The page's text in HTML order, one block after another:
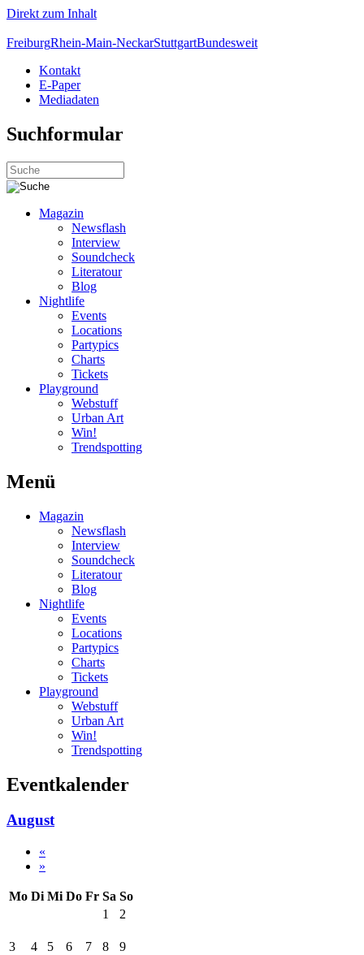
Direkt zum Inhalt
FreiburgRhein-Main-NeckarStuttgartBundesweit
Kontakt
E-Paper
Mediadaten
Suchformular
Magazin
Newsflash
Interview
Soundcheck
Literatour
Blog
Nightlife
Events
Locations
Partypics
Charts
Tickets
Playground
Webstuff
Urban Art
Win!
Trendspotting
Menü
Magazin
Newsflash
Interview
Soundcheck
Literatour
Blog
Nightlife
Events
Locations
Partypics
Charts
Tickets
Playground
Webstuff
Urban Art
Win!
Trendspotting
Eventkalender
August
«
»
Mo Di Mi Do Fr Sa So
1
2
3 4 5 6 7 8 9